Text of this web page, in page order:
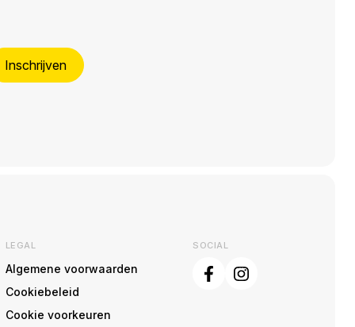
Inschrijven
LEGAL
Algemene voorwaarden
Cookiebeleid
Cookie voorkeuren
SOCIAL